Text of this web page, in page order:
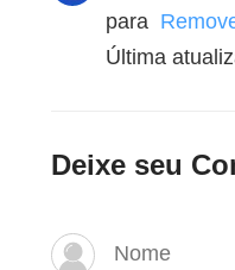
para
Última
Deixe seu